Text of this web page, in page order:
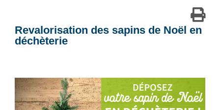
Revalorisation des sapins de Noël en
déchèterie